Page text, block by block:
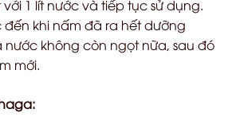
với 1 lít nước và tiếp tục sử dụng.
đến khi nấm đã ra hết dưỡng
nước không còn ngọt nữa, sau đó
mới.